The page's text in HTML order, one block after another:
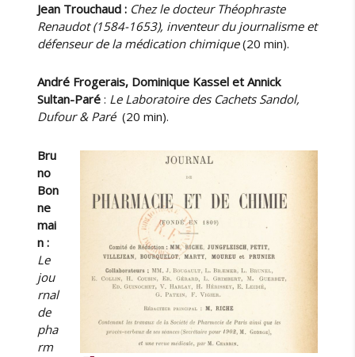
d
e
R
c
h
a
B
i
g
h
t
(
1
7
8
9
-
Jean Trouchaud : Chez le docteur Théophraste
Renaudot (1584-1653), inventeur du journalisme et
défenseur de la médication chimique(20 min).
André Frogerais, Dominique Kassel et Annick
Sultan-Paré : Le Laboratoire des Cachets Sandol,
Dufour & Paré(20 min).
Bru
no
Bon
ne
mai
n :
Le
jou
rnal
de
pha
rm